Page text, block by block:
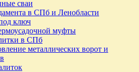
сваи
в СПб и Ленобласти
ключ
муфты
в СПб
металлических ворот и